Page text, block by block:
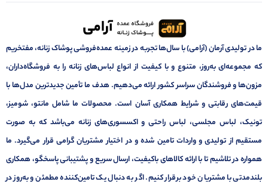
ما در تولیدی آرمان (آرامی) با سال‌ها تجربه در زمینه عمده‌فروشی پوشاک زنانه، مفتخریم
که مجموعه‌ای به‌روز، متنوع و با کیفیت از انواع لباس‌های زنانه را به فروشگاه‌داران،
مزون‌ها و فروشندگان سراسر کشور ارائه می‌دهیم. هدف ما تأمین جدیدترین مدل‌ها با
قیمت‌های رقابتی و شرایط همکاری آسان است. محصولات ما شامل مانتو، شومیز،
تونیک، لباس مجلسی، لباس راحتی و اکسسوری‌های زنانه می‌باشد که به صورت
مستقیم از تولیدی و واردات تامین شده و در اختیار مشتریان گرامی قرار می‌گیرد. ما
همواره در تلاشیم تا با ارائه کالاهای باکیفیت، ارسال سریع و پشتیبانی پاسخگو، همکاری
بلندمدتی با مشتریان خود برقرار کنیم. اگر به دنبال یک تامین‌کننده مطمئن و به‌روز در